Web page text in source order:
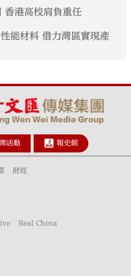
香港高校肩負重任
能材料 借力灣區實現產
活動 報史館
財經
Real China